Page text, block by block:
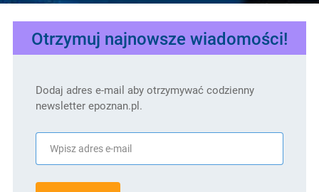
Otrzymuj najnowsze wiadomości!
Dodaj adres e-mail aby otrzymywać codzienny
newsletter epoznan.pl.